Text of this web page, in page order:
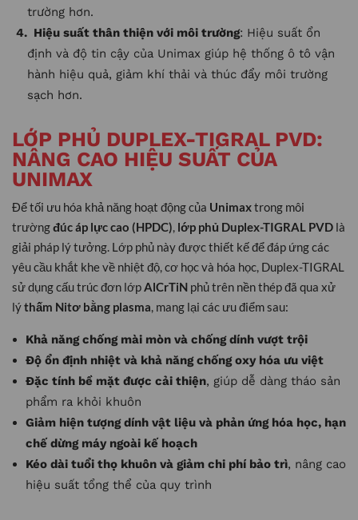
trường hơn.
Hiệu suất thân thiện với môi trường: Hiệu suất ổn
định và độ tin cậy của Unimax giúp hệ thống ô tô vận
hành hiệu quả, giảm khí thải và thúc đẩy môi trường
sạch hơn.
LỚP PHỦ DUPLEX-TIGRAL PVD:
NÂNG CAO HIỆU SUẤT CỦA
UNIMAX
Để tối ưu hóa khả năng hoạt động của Unimaxtrong môi
trườngđúc áp lực cao (HPDC), lớp phủ Duplex-TIGRAL PVD là
giải pháp lý tưởng. Lớp phủ này được thiết kế để đáp ứng các
yêu cầu khắt khe về nhiệt độ, cơ học và hóa học, Duplex-TIGRAL
sử dụng cấu trúc đơn lớpAlCrTiN phủ trên nền thép đã qua xử
lýthấm Nitơ bằng plasma, mang lại các ưu điểm sau:
Khả năng chống mài mòn và chống dính vượt trội
Độ ổn định nhiệt và khả năng chống oxy hóa ưu việt
Đặc tính bề mặt được cải thiện, giúp dễ dàng tháo sản
phẩm ra khỏi khuôn
Giảm hiện tượng dính vật liệu và phản ứng hóa học, hạn
chế dừng máy ngoài kế hoạch
Kéo dài tuổi thọ khuôn và giảm chi phí bảo trì, nâng cao
hiệu suất tổng thể của quy trình